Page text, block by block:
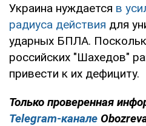
Украина нуждается в
радиуса действия для
ударных БПЛА.
российских "Шахедов"
привести к их дефициту.
Только проверенная
Telegram-канале